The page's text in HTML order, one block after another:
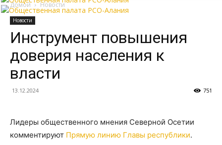
Домой Новости
Новости
Инструмент повышения
доверия населения к
власти
13.12.2024 751
Лидеры общественного мнения Северной Осетии
комментируют Прямую линию Главы республики.